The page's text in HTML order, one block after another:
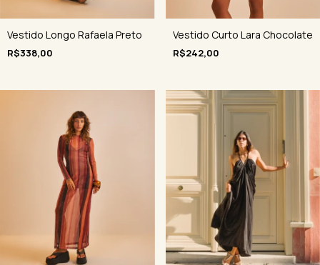
Vestido Longo Rafaela Preto
R$338,00
Vestido Curto Lara Chocolate
R$242,00